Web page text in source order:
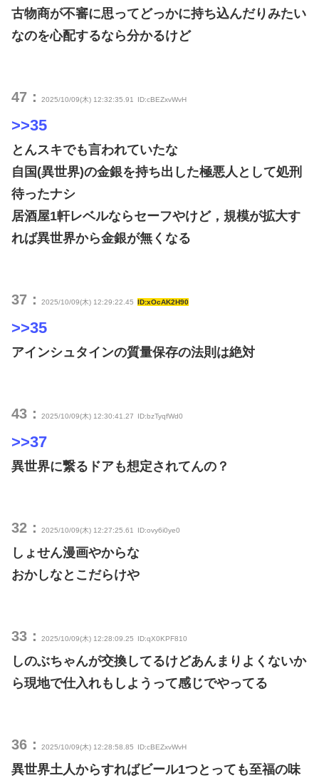
古物商が不審に思ってどっかに持ち込んだりみたい
なのを心配するなら分かるけど
47： 2025/10/09(木) 12:32:35.91 ID:cBEZxvWvH
>>35
とんスキでも言われていたな
自国(異世界)の金銀を持ち出した極悪人として処刑
待ったナシ
居酒屋1軒レベルならセーフやけど，規模が拡大す
れば異世界から金銀が無くなる
37： 2025/10/09(木) 12:29:22.45 ID:xOcAK2H90
>>35
アインシュタインの質量保存の法則は絶対
43： 2025/10/09(木) 12:30:41.27 ID:bzTyqfWd0
>>37
異世界に繋るドアも想定されてんの？
32： 2025/10/09(木) 12:27:25.61 ID:ovy6i0ye0
しょせん漫画やからな
おかしなとこだらけや
33： 2025/10/09(木) 12:28:09.25 ID:qX0KPF810
しのぶちゃんが交換してるけどあんまりよくないか
ら現地で仕入れもしようって感じでやってる
36： 2025/10/09(木) 12:28:58.85 ID:cBEZxvWvH
異世界土人からすればビール1つとっても至福の味